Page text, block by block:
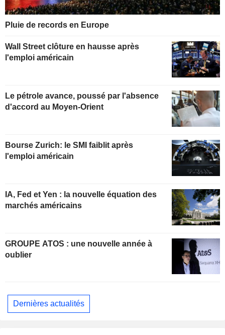
Pluie de records en Europe
Wall Street clôture en hausse après
l'emploi américain
Le pétrole avance, poussé par l'absence
d'accord au Moyen-Orient
Bourse Zurich: le SMI faiblit après
l'emploi américain
IA, Fed et Yen : la nouvelle équation des
marchés américains
GROUPE ATOS : une nouvelle année à
oublier
Dernières actualités